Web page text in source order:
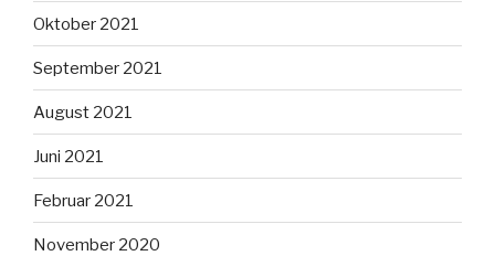
Oktober 2021
September 2021
August 2021
Juni 2021
Februar 2021
November 2020